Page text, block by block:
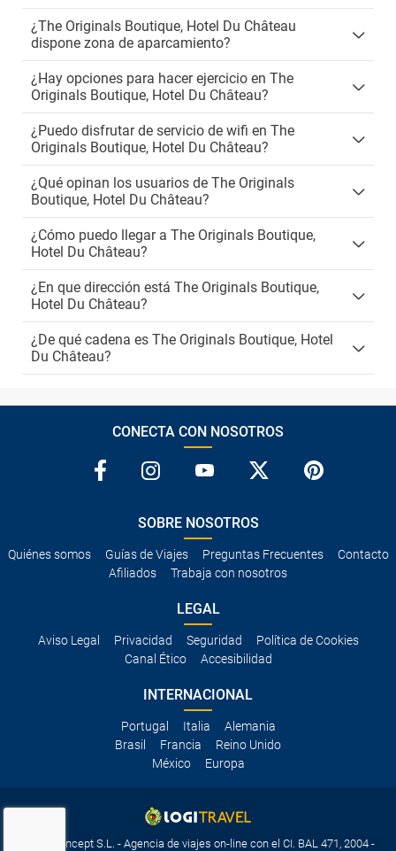
¿The Originals Boutique, Hotel Du Château
dispone zona de aparcamiento?
¿Hay opciones para hacer ejercicio en The
Originals Boutique, Hotel Du Château?
¿Puedo disfrutar de servicio de wifi en The
Originals Boutique, Hotel Du Château?
¿Qué opinan los usuarios de The Originals
Boutique, Hotel Du Château?
¿Cómo puedo llegar a The Originals Boutique,
Hotel Du Château?
¿En que dirección está The Originals Boutique,
Hotel Du Château?
¿De qué cadena es The Originals Boutique, Hotel
Du Château?
CONECTA CON NOSOTROS
SOBRE NOSOTROS
Quiénes somos Guías de Viajes Preguntas Frecuentes
Contacto
Afiliados
Trabaja con nosotros
LEGAL
Aviso Legal Privacidad Seguridad
Política de Cookies
Canal Ético
Accesibilidad
INTERNACIONAL
Portugal Italia
Alemania
Brasil
Francia
Reino Unido
México
Europa
Travelconcept S.L. - Agencia de viajes on-line con el CI. BAL 471, 2004 -